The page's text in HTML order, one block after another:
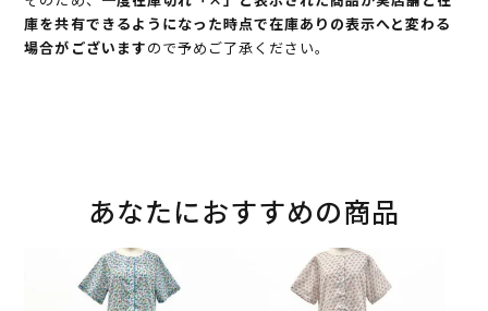
庫を共有できるようになった時点で在庫ありの表示へと変わる
場合がございますので予めご了承ください。
あなたにおすすめの商品